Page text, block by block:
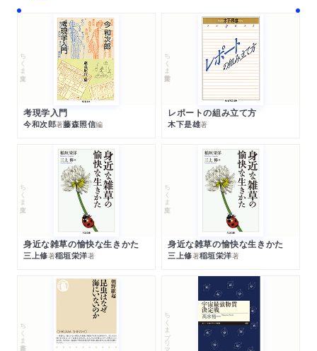
ちくま文庫
考現学入門
今和次郎著藤森照信編
ちくま学芸文庫
レポートの組み立て方
木下是雄著
ちくま文庫
身近な雑草の愉快な生きかた
三上修著稲垣栄洋著
ちくま文庫
身近な雑草の愉快な生きかた
三上修著稲垣栄洋著
ちくま新書 ちくまプリマー新書